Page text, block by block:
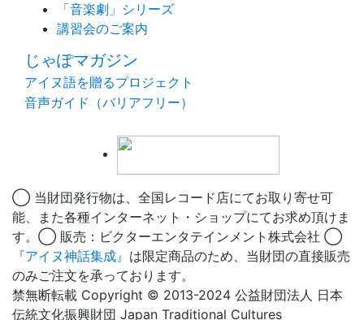
「音楽劇」シリーズ
講習会のご案内
じゃぽマガジン
アイヌ語を贈るプロジェクト
音声ガイド（バリアフリー）
◯ 当財団発行物は、全国レコード店にてお取り寄せ可
能、また各種インターネット・ショップにてお求め頂けま
す。◯ 販売：ビクターエンタテインメント株式会社 ◯
『アイヌ神話集成』 は限定商品のため、当財団の直接販売
のみご注文を承っております。
禁無断転載 Copyright © 2013-2024 公益財団法人 日本
伝統文化振興財団 Japan Traditional Cultures